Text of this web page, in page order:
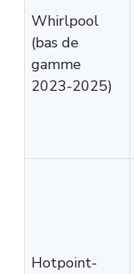
Whirlpool
(bas de
gamme
2023-2025)
Hotpoint-